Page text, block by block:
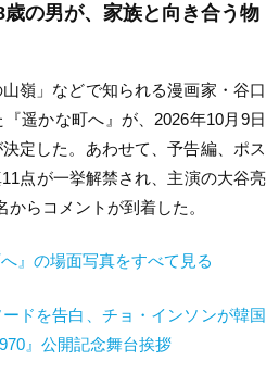
の男が、家族と向き合う物
嶺」などで知られる漫画家・谷口
遥かな町へ』が、2026年10月9日
定した。あわせて、予告編、ポス
点が一挙解禁され、主演の大谷亮
らコメントが到着した。
』の場面写真をすべて見る
ドを告白、チョ・インソンが韓国
』公開記念舞台挨拶